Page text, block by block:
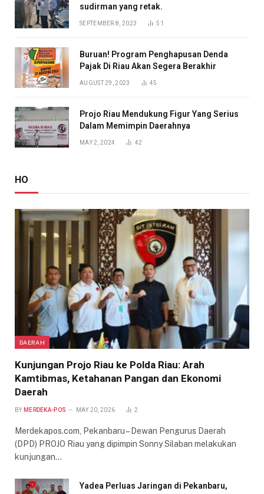
sudirman yang retak.
SEPTEMBER 8, 2023 51
Buruan! Program Penghapusan Denda
Pajak Di Riau Akan Segera Berakhir
AUGUST 29, 2023 45
Projo Riau Mendukung Figur Yang Serius
Dalam Memimpin Daerahnya
MAY 2, 2024 42
HO
DAERAH
Kunjungan Projo Riau ke Polda Riau: Arah
Kamtibmas, Ketahanan Pangan dan Ekonomi
Daerah
BY MERDEKA-POS MAY 20, 2026 2
Merdekapos.com, Pekanbaru – Dewan Pengurus Daerah
(DPD) PROJO Riau yang dipimpin Sonny Silaban melakukan
kunjungan…
Yadea Perluas Jaringan di Pekanbaru,